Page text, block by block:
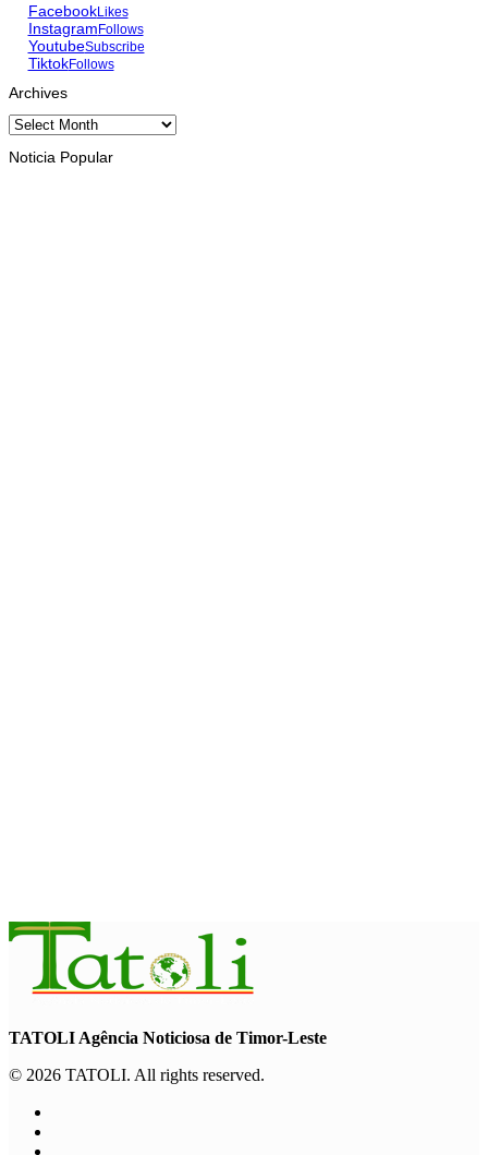
FacebookLikes
InstagramFollows
YoutubeSubscribe
TiktokFollows
Archives
Archives
Noticia Popular
TATOLI Agência Noticiosa de Timor-Leste
© 2026 TATOLI. All rights reserved.